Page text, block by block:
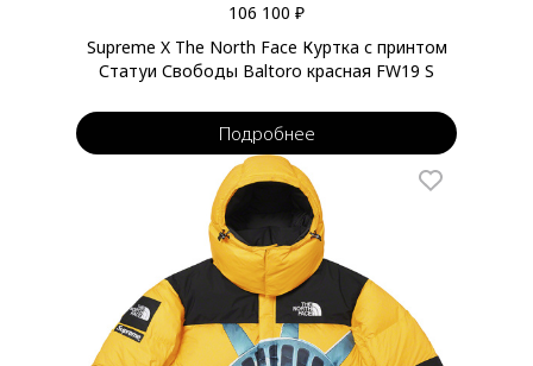
106 100 ₽
Supreme X The North Face Куртка с принтом
Статуи Свободы Baltoro красная FW19 S
Подробнее